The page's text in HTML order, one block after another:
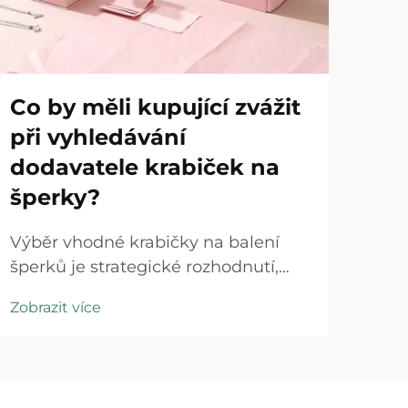
Co by měli kupující zvážit
při vyhledávání
dodavatele krabiček na
šperky?
Výběr vhodné krabičky na balení
šperků je strategické rozhodnutí,
značky, spokojenost zákazníků a
Zobrazit více